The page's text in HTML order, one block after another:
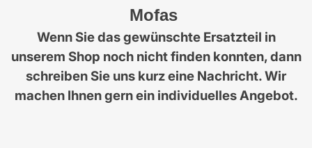
Mofas
Wenn Sie das gewünschte Ersatzteil in
unserem Shop noch nicht finden konnten, dann
schreiben Sie uns kurz eine Nachricht. Wir
machen Ihnen gern ein individuelles Angebot.